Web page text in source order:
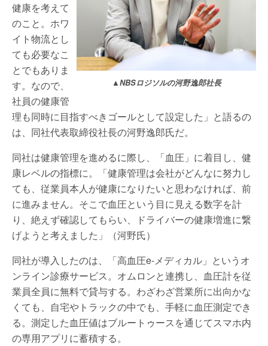
▲NBSロジソルの河野逸郎社長
健康を考えて
のこと。ホワ
イト物流とし
ても必要なこ
とでもありま
す。なので、
社員の健康管
理も同時に目指すべきゴールとして設定した」と語るの
は、同社代表取締役社長の河野逸郎氏だ。
同社は健康管理を進めるに際し、「血圧」に着目し、健
康レベルの指標に。「健康管理は会社がどんなに努力し
ても、従業員本人が健康になりたいと思わなければ、前
に進みません。そこで血圧という目に見える数字を計
り、絶えず確認してもらい、ドライバーの健康増進に繋
げようと考えました」（河野氏）
同社が導入したのは、「高血圧e-メディカル」というオ
ンライン診療サービス。オムロンと連携し、血圧計を従
業員全員に無料で貸与する。わざわざ営業所に出向かな
くても、自宅やトラックの中でも、手軽に血圧測定でき
る。測定した血圧値はブルートゥースを通じてスマホ内
の専用アプリに蓄積する。